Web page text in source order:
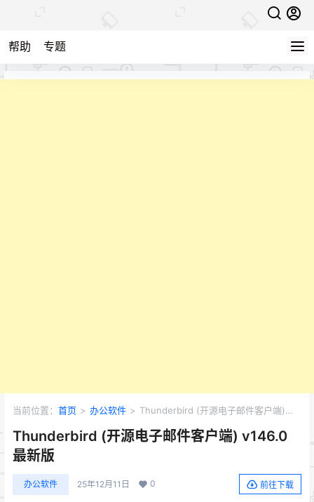
帮助 专题
当前位置： 首页 > 办公软件 > Thunderbird (开源电子邮件客户端)
Thunderbird (开源电子邮件客户端) v146.0
最新版
办公软件 25年12月11日 0 前往下载